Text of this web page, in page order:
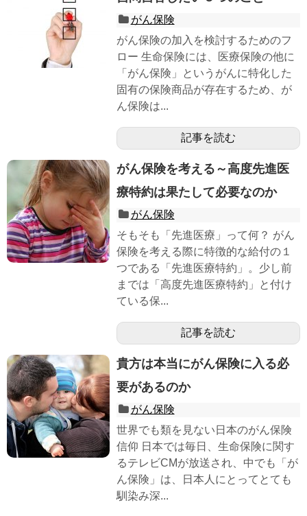
がん保険
がん保険の加入を検討するためのフ
ロー 生命保険には、医療保険の他に
「がん保険」というがんに特化した
固有の保険商品が存在するため、が
ん保険は...
記事を読む
がん保険を考える～高度先進医
療特約は果たして必要なのか
がん保険
そもそも「先進医療」って何？ がん
保険を考える際に特徴的な給付の１
つである「先進医療特約」。少し前
までは「高度先進医療特約」と付け
ている保...
記事を読む
貴方は本当にがん保険に入る必
要があるのか
がん保険
世界でも類を見ない日本のがん保険
信仰 日本では毎日、生命保険に関す
るテレビCMが放送され、中でも「が
ん保険」は、日本人にとってとても
馴染み深...